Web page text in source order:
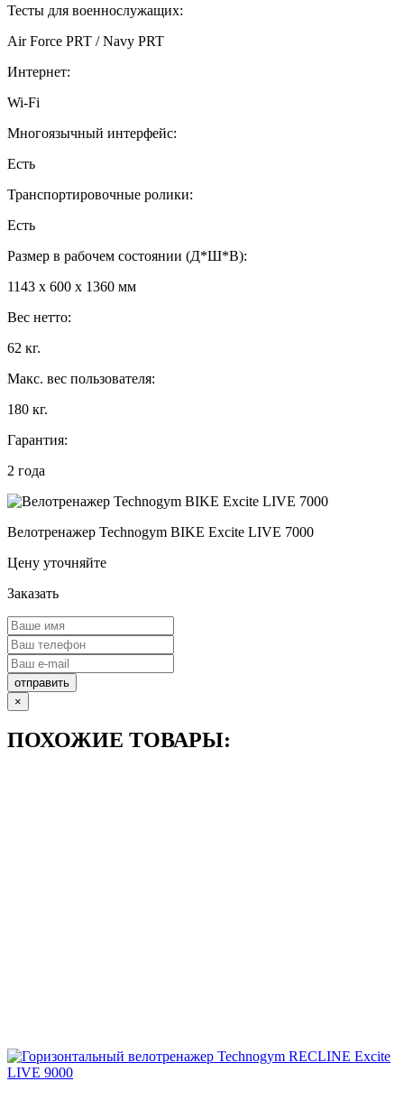
Тесты для военнослужащих:
Air Force PRT / Navy PRT
Интернет:
Wi-Fi
Многоязычный интерфейс:
Есть
Транспортировочные ролики:
Есть
Размер в рабочем состоянии (Д*Ш*В):
1143 x 600 x 1360 мм
Вес нетто:
62 кг.
Макс. вес пользователя:
180 кг.
Гарантия:
2 года
Велотренажер Technogym BIKE Excite LIVE 7000
Цену уточняйте
Заказать
отправить
×
ПОХОЖИЕ ТОВАРЫ: